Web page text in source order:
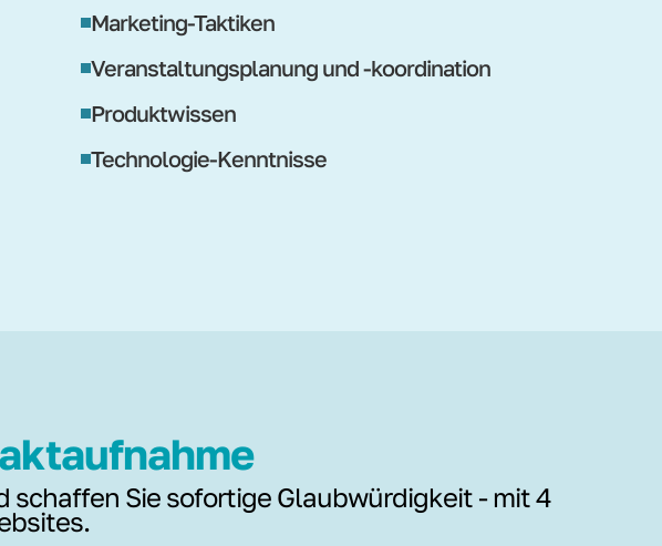
Marketing-Taktiken
Veranstaltungsplanung und -koordination
Produktwissen
Technologie-Kenntnisse
schaffen Sie sofortige Glaubwürdigkeit - mit 4